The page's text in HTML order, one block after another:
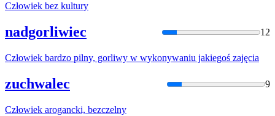
Człowiek bez kultury
nadgorliwiec 12
Człowiek bardzo pilny, gorliwy w wykonywaniu jakiegoś zajęcia
zuchwalec 9
Człowiek arogancki, bezczelny